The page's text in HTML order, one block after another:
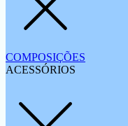
COMPOSIÇÕES
ACESSÓRIOS